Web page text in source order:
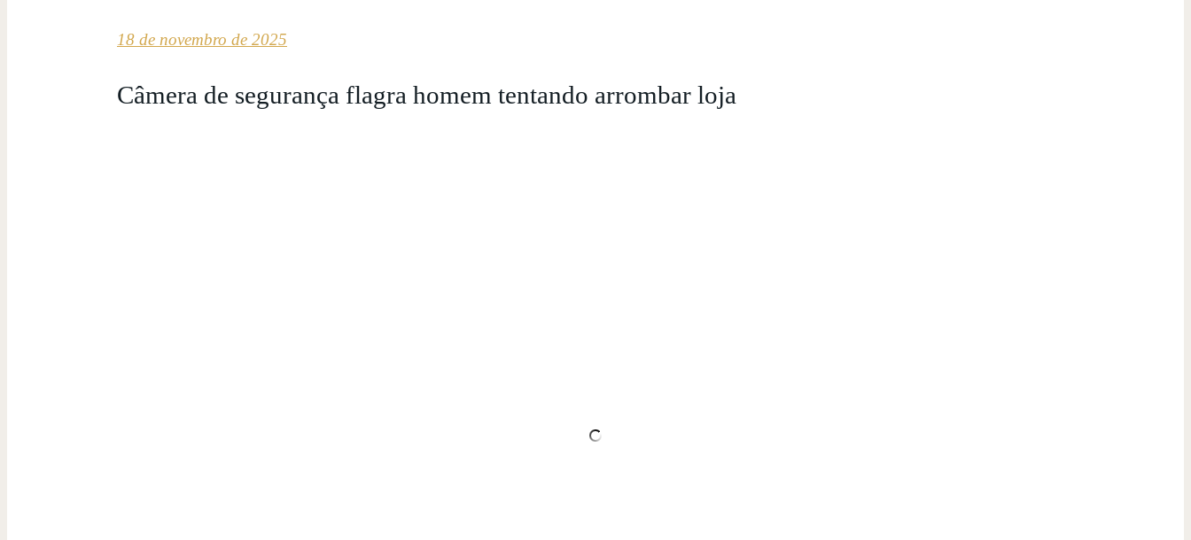
18 de novembro de 2025
Câmera de segurança flagra homem tentando arrombar loja